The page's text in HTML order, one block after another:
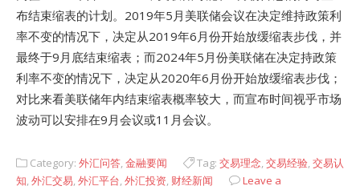
布结束缩表的计划。2019年5月美联储会议在决定维持政策利
率不变的情况下，决定从2019年6月份开始放缓缩表步伐，并
最终于9月底结束缩表；而2024年5月份美联储在决定持政策
利率不变的情况下，决定从2020年6月份开始放缓缩表步伐；
对比来看美联储年内结束缩表概率较大，而宣布时间视乎市场
波动可以安排在9月会议或11月会议。
Category: 外汇问答,金融要闻 Tag: 交易理念,交易经验,交易认
知,外汇交易,外汇平台,外汇投资, 财经新闻
Leave a